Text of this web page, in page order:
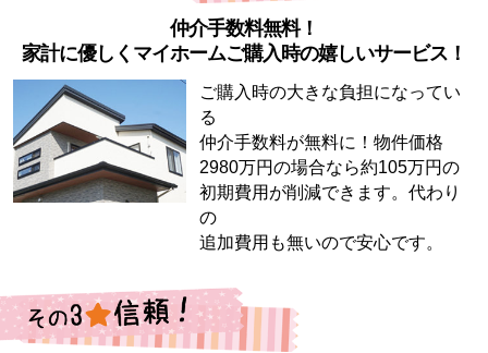
仲介手数料無料！
家計に優しくマイホームご購入時の嬉しいサービス！
ご購入時の大きな負担になってい
る
仲介手数料が無料に！物件価格
2980万円の場合なら約105万円の
初期費用が削減できます。代わり
の
追加費用も無いので安心です。